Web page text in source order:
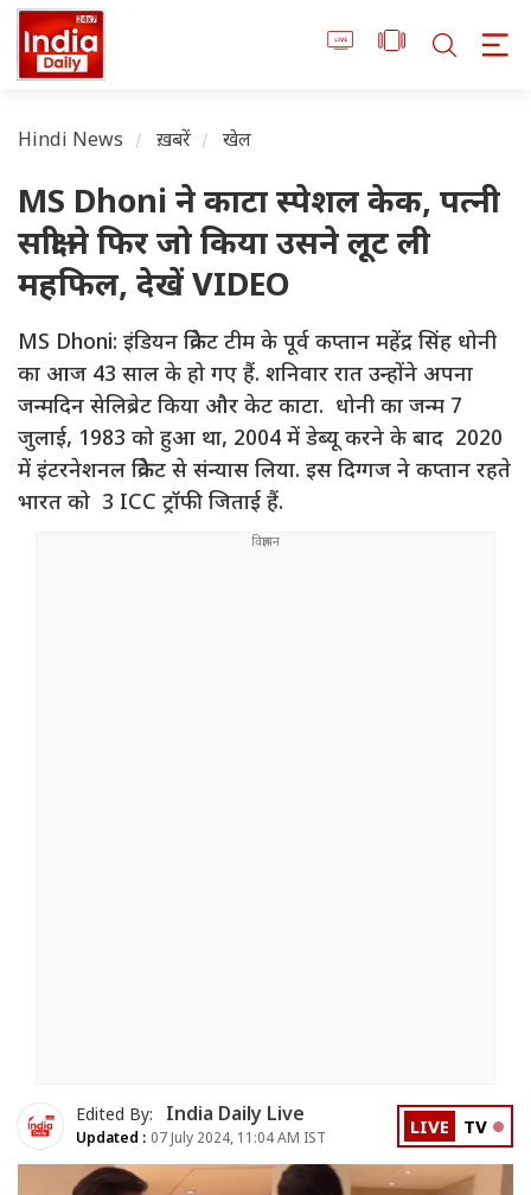
Hindi News ख़बरें खेल
MS Dhoni ने काटा स्पेशल केक, पत्नी
साक्षी ने फिर जो किया उसने लूट ली
महफिल, देखें VIDEO
MS Dhoni: इंडियन क्रिकेट टीम के पूर्व कप्तान महेंद्र सिंह धोनी
का आज 43 साल के हो गए हैं. शनिवार रात उन्होंने अपना
जन्मदिन सेलिब्रेट किया और केट काटा. धोनी का जन्म 7
जुलाई, 1983 को हुआ था, 2004 में डेब्यू करने के बाद 2020
में इंटरनेशनल क्रिकेट से संन्यास लिया. इस दिग्गज ने कप्तान रहते
भारत को 3 ICC ट्रॉफी जिताई हैं.
Edited By: India Daily Live
Updated : 07 July 2024, 11:04 AM IST LIVE TV